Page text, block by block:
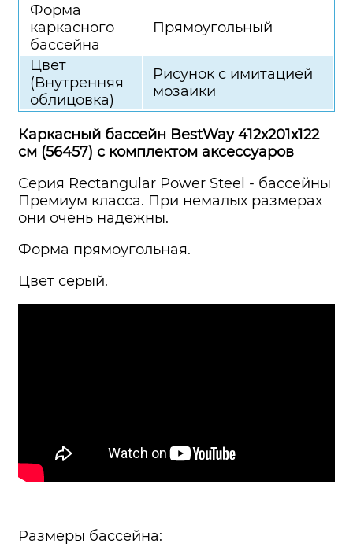
Форма
каркасного
бассейна
Прямоугольный
Цвет
(Внутренняя
облицовка)
Рисунок с имитацией
мозаики
Каркасный бассейн BestWay 412х201х122
см (56457) с комплектом аксессуаров
Серия Rectangular Power Steel - бассейны
Премиум класса. При немалых размерах
они очень надежны.
Форма прямоугольная.
Цвет серый.
Размеры бассейна: